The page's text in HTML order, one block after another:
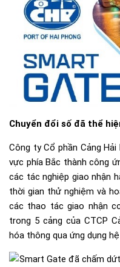
Chuyển đổi số đã thể
Công ty Cổ phần Cảng
vực phía Bắc thành công
các tác nghiệp giao nhận
thời gian thử nghiệm và
các thao tác giao nhận
trong 5 cảng của CTCP
hóa thông qua ứng dụng